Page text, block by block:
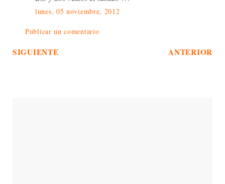
lunes, 05 noviembre, 2012
Publicar un comentario
SIGUIENTE ANTERIOR